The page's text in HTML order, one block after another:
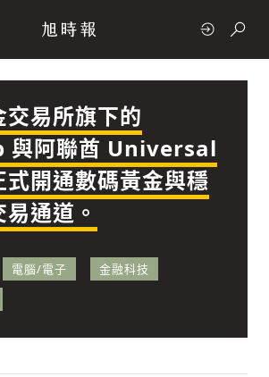
政治
經濟
交易所旗下的
與阿聯酋 Universal
式開通數碼黃金與穩
通道。
電腦/電子
金融科技